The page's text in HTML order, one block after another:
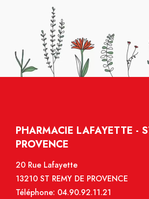
PHARMACIE LAFAYETTE -
PROVENCE
20 Rue Lafayette
13210 ST REMY DE PROVENCE
Téléphone: 04.90.92.11.21